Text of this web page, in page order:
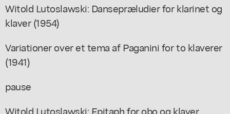
Witold Lutoslawski: Dansepræludier for klarinet og
klaver (1954)
Variationer over et tema af Paganini for to klaverer
(1941)
pause
Witold Lutoslawski: Epitaph for obo og klaver